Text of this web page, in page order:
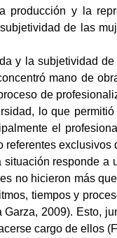
producción y la
de las
y la subjetividad
mano de
de
lo que
el
exclusivos
responde a
no hicieron más
tiempos y
2009). Esto,
cargo de ellos